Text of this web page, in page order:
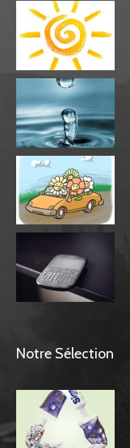
Notre Sélection